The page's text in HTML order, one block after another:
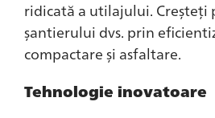
ridicată a utilajului.
șantierului dvs. prin
compactare și asfaltare.
Tehnologie inovatoare